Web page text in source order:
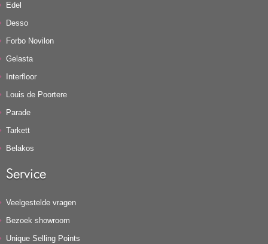
Edel
Desso
Forbo Novilon
Gelasta
Interfloor
Louis de Poortere
Parade
Tarkett
Belakos
Service
Veelgestelde vragen
Bezoek showroom
Unique Selling Points